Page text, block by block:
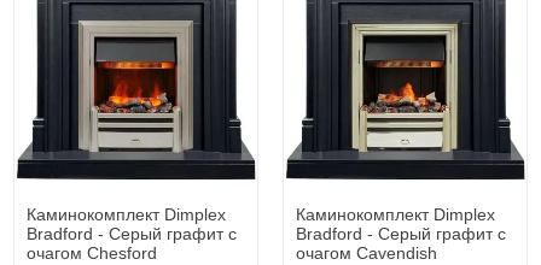
Каминокомплект Dimplex
Bradford - Серый графит с
очагом Chesford
Каминокомплект Dimplex
Bradford - Серый графит с
очагом Cavendish